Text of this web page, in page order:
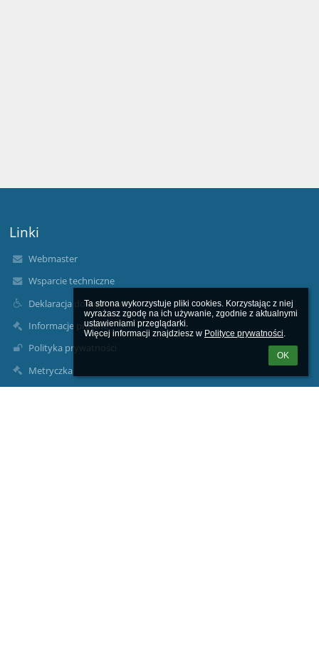
Ta strona wykorzystuje pliki cookies. Korzystając z niej
wyrażasz zgodę na ich używanie, zgodnie z aktualnymi
ustawieniami przeglądarki.
Więcej informacji znajdziesz w Polityce prywatności.
OK
Linki
Webmaster
Wsparcie techniczne
Deklaracja dostępności
Informacje prawne
Polityka prywatności
Metryczka